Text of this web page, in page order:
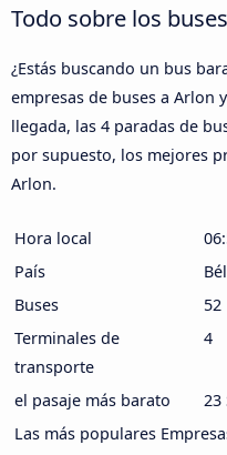
Todo sobre los
¿Estás buscando un bus
empresas de buses a Arlon
llegada, las 4 paradas de
por supuesto, los mejores
Arlon.
Hora local
País
Buses
52
Terminales de
transporte
4
el pasaje más barato
23
Las más populares